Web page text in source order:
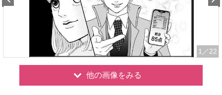
1 ／22
他の画像をみる